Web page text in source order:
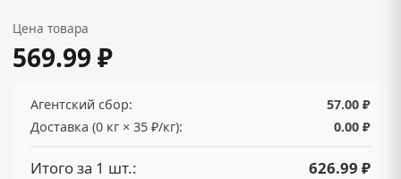
Цена товара
569.99 ₽
Агентский сбор:
57.00 ₽
Доставка (0 кг × 35 ₽/кг):
0.00 ₽
Итого за 1 шт.: 626.99 ₽